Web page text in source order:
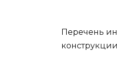
Перечень